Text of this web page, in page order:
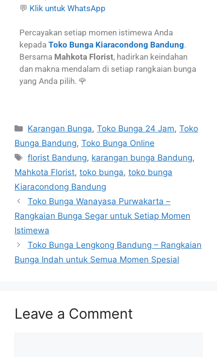
💬 Klik untuk WhatsApp
Percayakan setiap momen istimewa Anda
kepada Toko Bunga Kiaracondong Bandung.
Bersama Mahkota Florist, hadirkan keindahan
dan makna mendalam di setiap rangkaian bunga
yang Anda pilih. 🌹
Karangan Bunga,Toko Bunga 24 Jam,Toko
Bunga Bandung, Toko Bunga Online
florist Bandung, karangan bunga Bandung,
Mahkota Florist, toko bunga, toko bunga
Kiaracondong Bandung
Toko Bunga Wanayasa Purwakarta –
Rangkaian Bunga Segar untuk Setiap Momen
Istimewa
Toko Bunga Lengkong Bandung – Rangkaian
Bunga Indah untuk Semua Momen Spesial
Leave a Comment